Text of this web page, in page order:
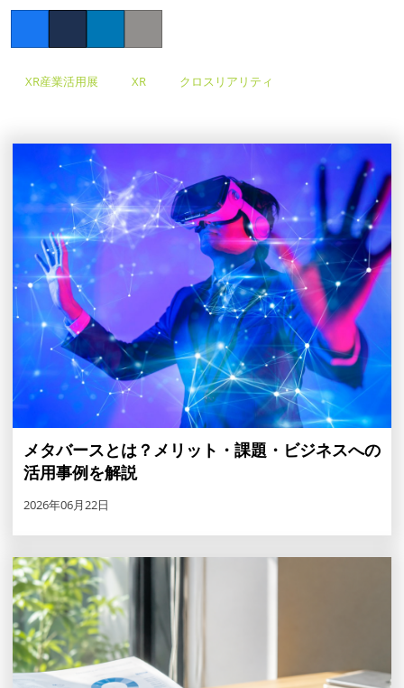
XR産業活用展 XR クロスリアリティ
メタバースとは？メリット・課題・ビジネスへの
活用事例を解説
2026年06月22日